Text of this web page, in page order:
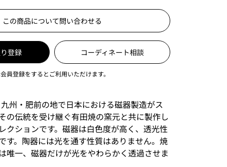
この商品について問い合わせる
登録 コーディネート相談
員登録をするとご利用いただけます。
州・肥前の地で日本における磁器製造がス
の伝統を受け継ぐ有田焼の窯元と共に製作し
クションです。磁器は白色度が高く、透光性
す。陶器には光を通す性質はありません。焼
唯一、磁器だけが光をやわらかく透過させま